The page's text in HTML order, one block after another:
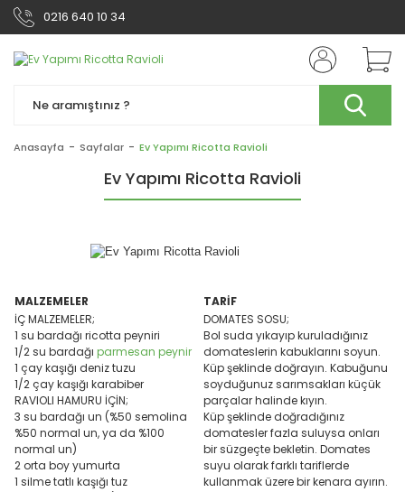
0216 640 10 34
Anasayfa Sayfalar Ev Yapımı Ricotta Ravioli
Ev Yapımı Ricotta Ravioli
MALZEMELER
TARİF
İÇ MALZEMELER;
1 su bardağı ricotta peyniri
1/2 su bardağı parmesan peynir
1 çay kaşığı deniz tuzu
1/2 çay kaşığı karabiber
RAVIOLI HAMURU İÇİN;
3 su bardağı un (%50 semolina
%50 normal un, ya da %100
normal un)
2 orta boy yumurta
1 silme tatlı kaşığı tuz
DOMATES SOSU;
Bol suda yıkayıp kuruladığınız
domateslerin kabuklarını soyun.
Küp şeklinde doğrayın. Kabuğunu
soyduğunuz sarımsakları küçük
parçalar halinde kıyın.
Küp şeklinde doğradığınız
domatesler fazla suluysa onları
bir süzgeçte bekletin. Domates
suyu olarak farklı tariflerde
kullanmak üzere bir kenara ayırın.